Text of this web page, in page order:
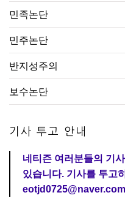
민족논단
민주논단
반지성주의
보수논단
기사 투고 안내
네티즌 여러분들의 기
있습니다. 기사를 투고